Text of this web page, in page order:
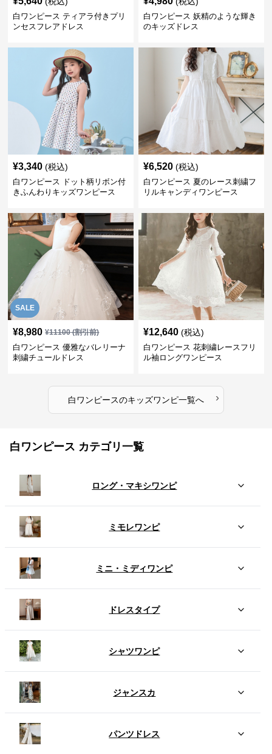
白ワンピース ティアラ付きプリ
ンセスフレアドレス
白ワンピース 妖精のような輝き
のキッズドレス
¥3,340 (税込)
白ワンピース ドット柄リボン付
きふんわりキッズワンピース
¥6,520 (税込)
白ワンピース 夏のレース刺繍フ
リルキャンディワンピース
SALE
¥8,980 ¥11100(割引前)
白ワンピース 優雅なバレリーナ
刺繍チュールドレス
¥12,640 (税込)
白ワンピース 花刺繍レースフリ
ル袖ロングワンピース
白ワンピースのキッズワンピ一覧へ ›
白ワンピース カテゴリ一覧
ロング・マキシワンピ
ミモレワンピ
ミニ・ミディワンピ
ドレスタイプ
シャツワンピ
ジャンスカ
パンツドレス